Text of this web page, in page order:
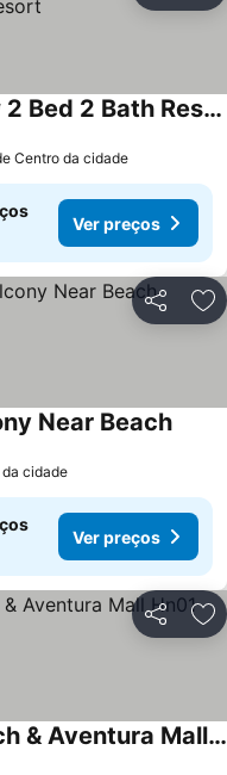
Bay, Ocean & Skyline View 2 Bed 2 Bath Residence @ Beachwalk Resort
Centro da cidade
Ver preços
Partilhar
Near Beach
cidade
Ver preços
Partilhar
Hallandale Mins From Beach & Aventura Mall Hn01